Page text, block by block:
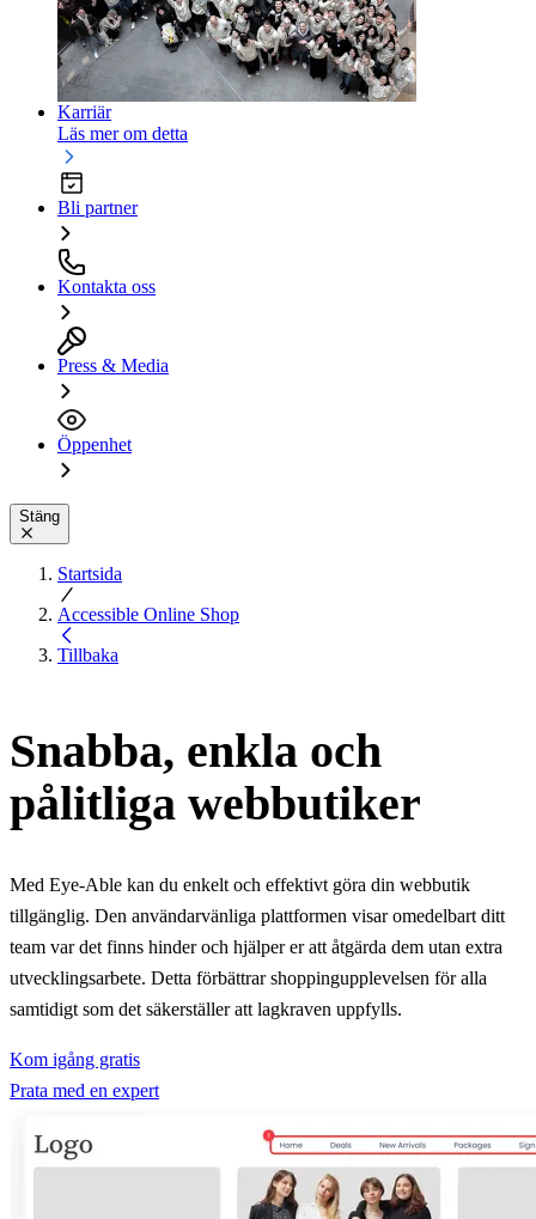
Karriär
Läs mer om detta
Bli partner
Kontakta oss
Press & Media
Öppenhet
Stäng
Startsida
Accessible Online Shop
Tillbaka
Snabba, enkla och
pålitliga webbutiker
Med Eye-Able kan du enkelt och effektivt göra din webbutik
tillgänglig. Den användarvänliga plattformen visar omedelbart ditt
team var det finns hinder och hjälper er att åtgärda dem utan extra
utvecklingsarbete. Detta förbättrar shoppingupplevelsen för alla
samtidigt som det säkerställer att lagkraven uppfylls.
Kom igång gratis
Prata med en expert